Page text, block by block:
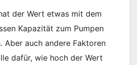
der Wert etwas mit dem
Kapazität zum Pumpen
Aber auch andere Faktoren
dafür, wie hoch der Wert